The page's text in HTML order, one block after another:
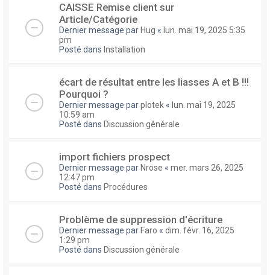
CAISSE Remise client sur
Article/Catégorie
Dernier message par Hug « lun. mai 19, 2025 5:35
pm
Posté dans Installation
écart de résultat entre les liasses A et B !!!
Pourquoi ?
Dernier message parplotek « lun. mai 19, 2025
10:59 am
Posté dans Discussion générale
import fichiers prospect
Dernier message par Nrose « mer. mars 26, 2025
12:47 pm
Posté dans Procédures
Problème de suppression d'écriture
Dernier message par Faro « dim. févr. 16, 2025
1:29 pm
Posté dans Discussion générale